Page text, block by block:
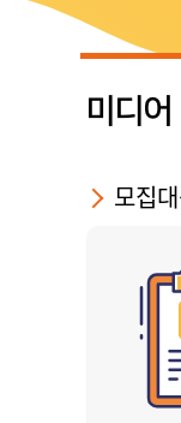
미디
모집